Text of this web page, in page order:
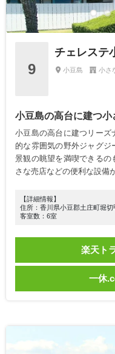
9
チェレステ
小豆島 小さ
小豆島の高台に建つ小
小豆島の高台に建つリー
的な雰囲気の野外ジャグ
景観の眺望を満喫できる
さな売店などの便利な設備
【詳細情報】
住所：香川県小豆郡土庄町堀切
客室数：6室
楽天ト
一休